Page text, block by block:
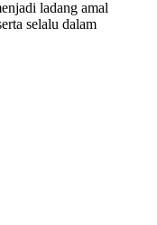
ladang amal
selalu dalam